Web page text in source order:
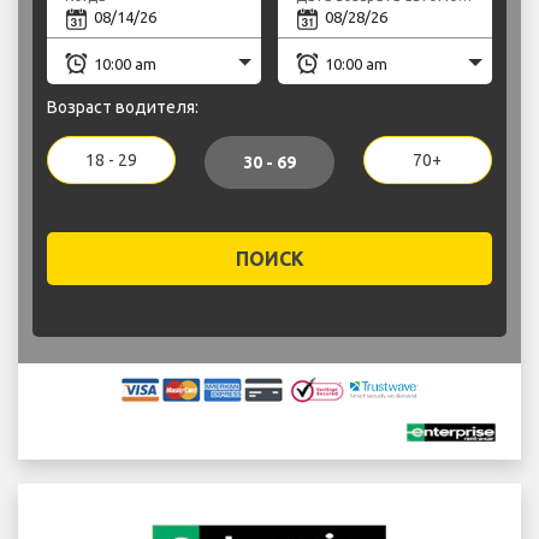
Возраст водителя:
18 - 29 30 - 69 70+
ПОИСК